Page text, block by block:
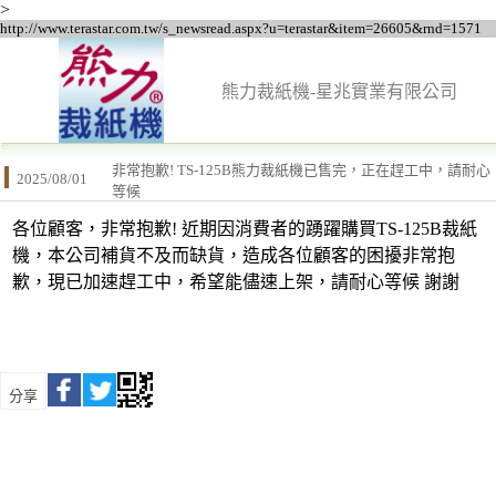
>
http://www.terastar.com.tw/s_newsread.aspx?u=terastar&item=26605&rnd=1571
熊力裁紙機-星兆實業有限公司
2025/08/01
非常抱歉! TS-125B熊力裁紙機已售完，正在趕工中，請耐心
等候
各位顧客，非常抱歉! 近期因消費者的踴躍購買TS-125B裁紙
機，本公司補貨不及而缺貨，造成各位顧客的困擾非常抱
歉，現已加速趕工中，希望能儘速上架，請耐心等候 謝謝
分享